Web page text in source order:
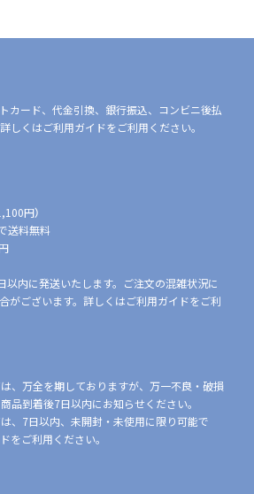
カード、代金引換、銀行振込、コンビニ後払
しくはご利用ガイドをご利用ください。
円）
送料無料
以内に発送いたします。ご注文の混雑状況に
がございます。詳しくはご利用ガイドをご利
、万全を期しておりますが、万一不良・破損
品到着後7日以内にお知らせください。
、7日以内、未開封・未使用に限り可能で
をご利用ください。